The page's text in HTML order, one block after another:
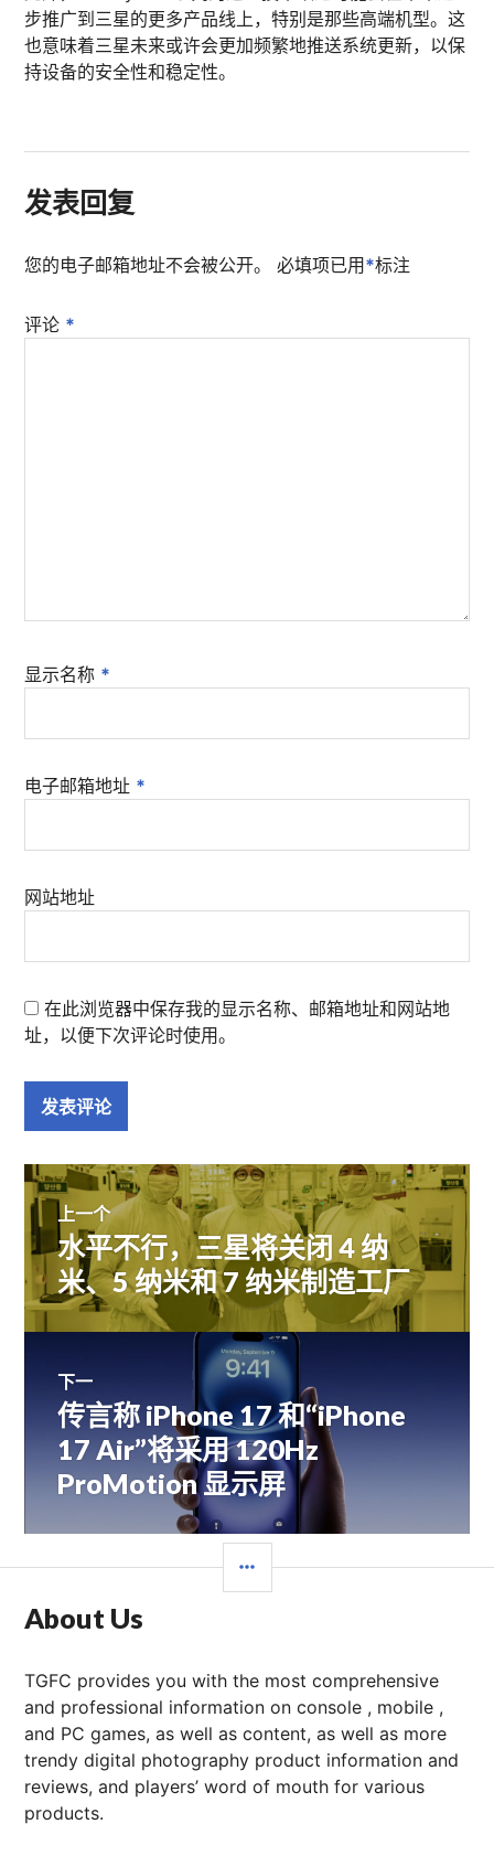
步推广到三星的更多产品线上，特别是那些高端机型。这
也意味着三星未来或许会更加频繁地推送系统更新，以保
持设备的安全性和稳定性。
发表回复
您的电子邮箱地址不会被公开。 必填项已用 *标注
评论 *
显示名称 *
电子邮箱地址 *
网站地址
在此浏览器中保存我的显示名称、邮箱地址和网站地
址，以便下次评论时使用。
文
章
导
航
上一个
上
篇
文
水平不行，三星将关闭 4 纳
米、5 纳米和 7 纳米制造工厂
下一
下
篇
文
章：
传言称 iPhone 17 和“iPhone
17 Air”将采用 120Hz
ProMotion 显示屏
栏
About Us
TGFC provides you with the most comprehensive
and professional information on console , mobile ,
and PC games, as well as content, as well as more
trendy digital photography product information and
reviews, and players’ word of mouth for various
products.